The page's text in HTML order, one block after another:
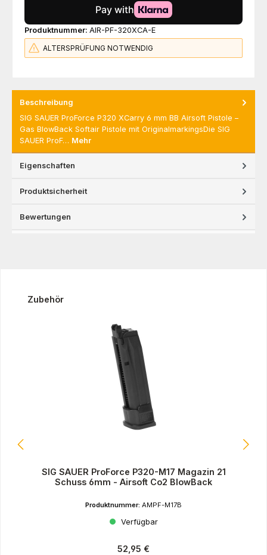
Produktnummer: AIR-PF-320XCA-E
ALTERSPRÜFUNG NOTWENDIG
Beschreibung
SIG SAUER ProForce P320 XCarry 6 mm BB Airsoft Pistole –
Gas BlowBack Softair Pistole mit OriginalmarkingsDie SIG
SAUER ProF… Mehr
Eigenschaften
Produktsicherheit
Bewertungen
Produktgalerie überspringen
Zubehör
SIG SAUER ProForce P320-M17 Magazin 21
Schuss 6mm - Airsoft Co2 BlowBack
Produktnummer: AMPF-M17B
Verfügbar
Regulärer Preis:
52,95 €